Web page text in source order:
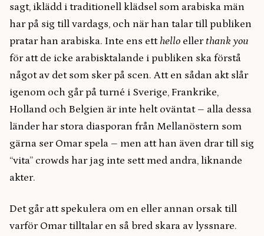
sagt, iklädd i traditionell klädsel som arabiska män
har på sig till vardags, och när han talar till publiken
pratar han arabiska. Inte ens ett hello eller thank you
för att de icke arabisktalande i publiken ska förstå
något av det som sker på scen. Att en sådan akt slår
igenom och går på turné i Sverige, Frankrike,
Holland och Belgien är inte helt oväntat – alla dessa
länder har stora diasporan från Mellanöstern som
gärna ser Omar spela – men att han även drar till sig
“vita” crowds har jag inte sett med andra, liknande
akter.
Det går att spekulera om en eller annan orsak till
varför Omar tilltalar en så bred skara av lyssnare.